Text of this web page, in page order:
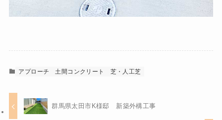
アプローチ 土間コンクリート 芝・人工芝
群馬県太田市K様邸 新築外構工事